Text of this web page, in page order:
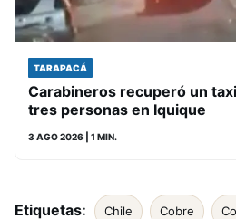
TARAPACÁ
Carabineros recuperó un
tres personas en Iquique
3 AGO 2026 | 1 MIN.
Etiquetas: Chile Cobre